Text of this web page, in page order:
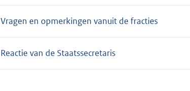
Vragen en opmerkingen vanuit de fracties
Reactie van de Staatssecretaris